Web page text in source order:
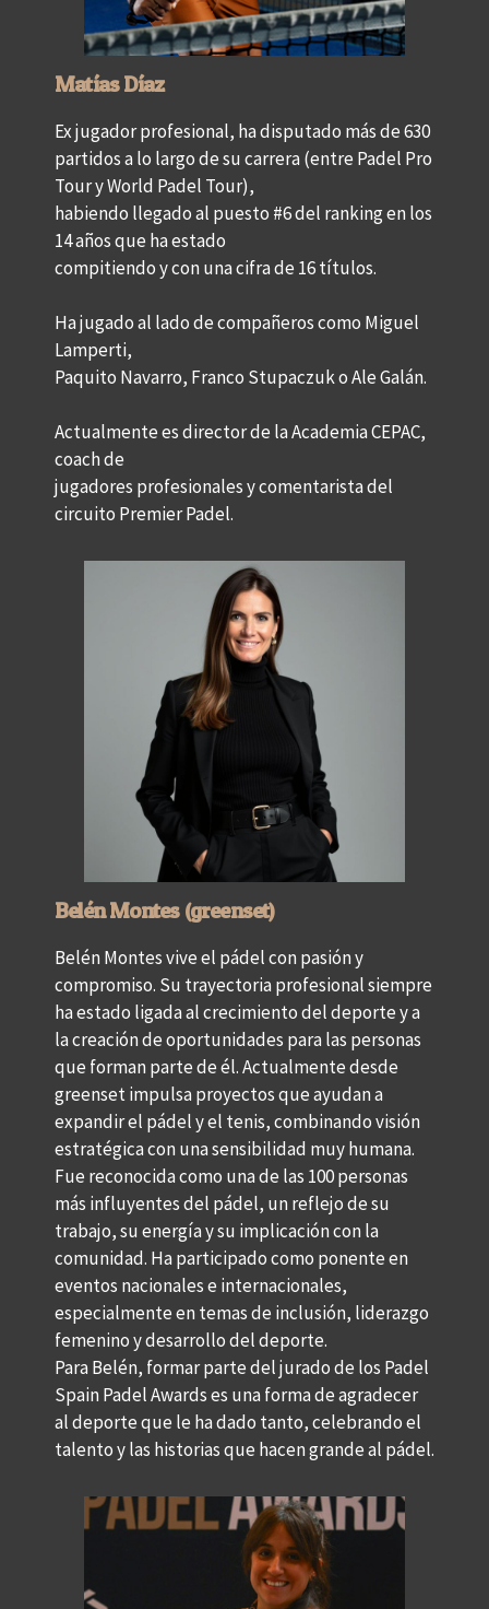
Matías Díaz
Ex jugador profesional, ha disputado más de 630
partidos a lo largo de su carrera (entre Padel Pro
Tour y World Padel Tour),
habiendo llegado al puesto #6 del ranking en los
14 años que ha estado
compitiendo y con una cifra de 16 títulos.
Ha jugado al lado de compañeros como Miguel
Lamperti,
Paquito Navarro, Franco Stupaczuk o Ale Galán.
Actualmente es director de la Academia CEPAC,
coach de
jugadores profesionales y comentarista del
circuito Premier Padel.
Belén Montes (greenset)
Belén Montes vive el pádel con pasión y
compromiso. Su trayectoria profesional siempre
ha estado ligada al crecimiento del deporte y a
la creación de oportunidades para las personas
que forman parte de él. Actualmente desde
greenset impulsa proyectos que ayudan a
expandir el pádel y el tenis, combinando visión
estratégica con una sensibilidad muy humana.
Fue reconocida como una de las 100 personas
más influyentes del pádel, un reflejo de su
trabajo, su energía y su implicación con la
comunidad. Ha participado como ponente en
eventos nacionales e internacionales,
especialmente en temas de inclusión, liderazgo
femenino y desarrollo del deporte.
Para Belén, formar parte del jurado de los Padel
Spain Padel Awards es una forma de agradecer
al deporte que le ha dado tanto, celebrando el
talento y las historias que hacen grande al pádel.